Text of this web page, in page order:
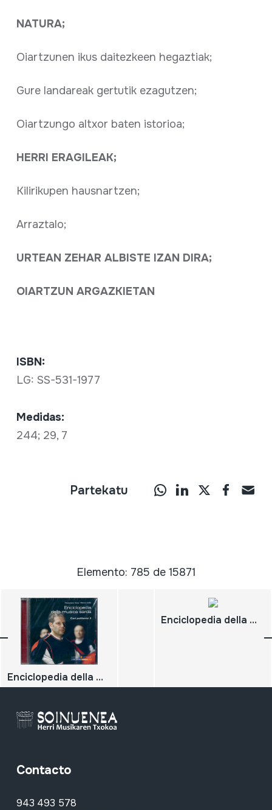
NATURA;
Oiartzunen ikus daitezkeen hegaztiak;
Gure landareak gertutik ezagutzen;
Oiartzungo altxor baten istorioa;
HERRI ERAGILEAK;
Kilirikupen hausnartzen;
Arraztalo;
URTEAN ZEHAR ALBISTE IZAN DIRA;
OIARTZUN ARGAZKIETAN
ISBN:
LG: SS-531-1977
Medidas:
244; 29, 7
Partekatu
Elemento: 785 de 15871
Enciclopedia della musica sarda. Cori polifonci 2
Enciclopedia della musica sarda. Canto a chitarra 1;
Contacto
943 493 578